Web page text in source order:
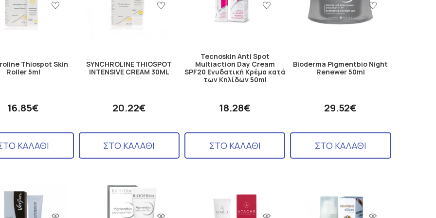
Thiospot Skin
Roller 5ml
16.85€
ΚΑΛΑΘΙ
SYNCHROLINE THIOSPOT
INTENSIVE CREAM 30ML
20.22€
ΣΤΟ ΚΑΛΑΘΙ
Tecnoskin Anti Spot
Multiaction Day Cream
SPF20 Ενυδατική Κρέμα κατά
των Κηλίδων 50ml
18.28€
ΣΤΟ ΚΑΛΑΘΙ
Bioderma Pigmentbio Night
Renewer 50ml
29.52€
ΣΤΟ ΚΑΛΑΘΙ